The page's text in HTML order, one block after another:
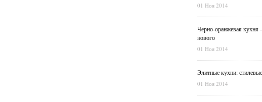
01 Ноя 2014
Черно-оранжевая кухня
нового
01 Ноя 2014
Элитные кухни:
01 Ноя 2014